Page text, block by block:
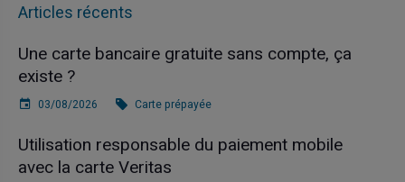
Articles récents
Une carte bancaire gratuite sans compte, ça
existe ?
03/08/2026 Carte prépayée
Utilisation responsable du paiement mobile
avec la carte Veritas